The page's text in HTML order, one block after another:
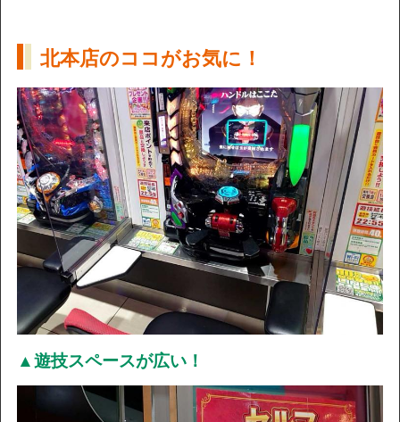
北本店のココがお気に！
▲遊技スペースが広い！